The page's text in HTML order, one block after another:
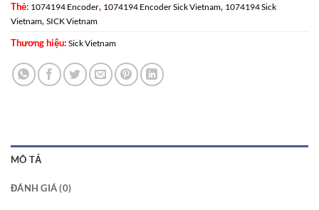
Thẻ: 1074194 Encoder, 1074194 Encoder Sick Vietnam, 1074194 Sick
Vietnam, SICK Vietnam
Thương hiệu: Sick Vietnam
MÔ TẢ
ĐÁNH GIÁ (0)